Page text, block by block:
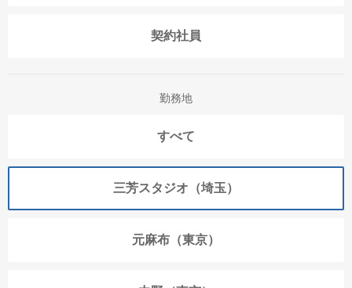
契約社員
勤務地
すべて
三芳スタジオ（埼玉）
元麻布（東京）